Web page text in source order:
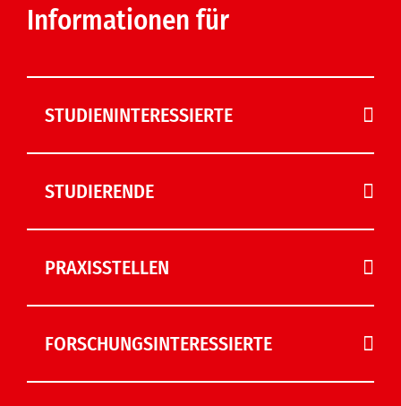
Informationen für
STUDIENINTERESSIERTE
STUDIERENDE
PRAXISSTELLEN
FORSCHUNGSINTERESSIERTE